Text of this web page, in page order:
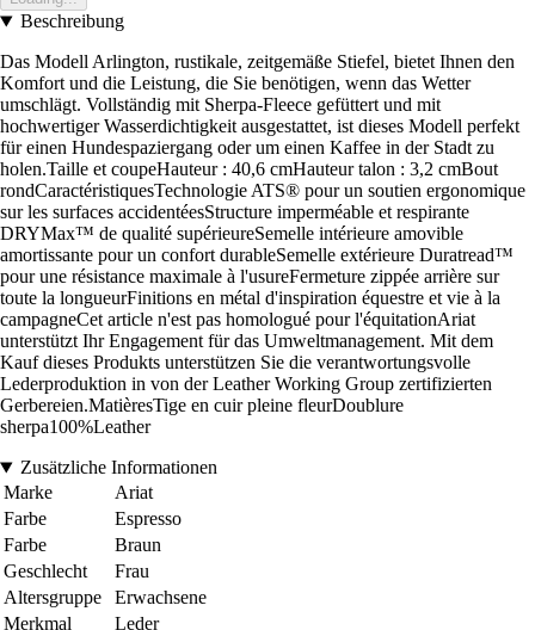
Beschreibung
Das Modell Arlington, rustikale, zeitgemäße Stiefel, bietet Ihnen den
Komfort und die Leistung, die Sie benötigen, wenn das Wetter
umschlägt. Vollständig mit Sherpa-Fleece gefüttert und mit
hochwertiger Wasserdichtigkeit ausgestattet, ist dieses Modell perfekt
für einen Hundespaziergang oder um einen Kaffee in der Stadt zu
holen.Taille et coupeHauteur : 40,6 cmHauteur talon : 3,2 cmBout
rondCaractéristiquesTechnologie ATS® pour un soutien ergonomique
sur les surfaces accidentéesStructure imperméable et respirante
DRYMax™ de qualité supérieureSemelle intérieure amovible
amortissante pour un confort durableSemelle extérieure Duratread™
pour une résistance maximale à l'usureFermeture zippée arrière sur
toute la longueurFinitions en métal d'inspiration équestre et vie à la
campagneCet article n'est pas homologué pour l'équitationAriat
unterstützt Ihr Engagement für das Umweltmanagement. Mit dem
Kauf dieses Produkts unterstützen Sie die verantwortungsvolle
Lederproduktion in von der Leather Working Group zertifizierten
Gerbereien.MatièresTige en cuir pleine fleurDoublure
sherpa100%Leather
Zusätzliche Informationen
Marke
Ariat
Farbe
Espresso
Farbe
Braun
Geschlecht
Frau
Altersgruppe
Erwachsene
Merkmal
Leder